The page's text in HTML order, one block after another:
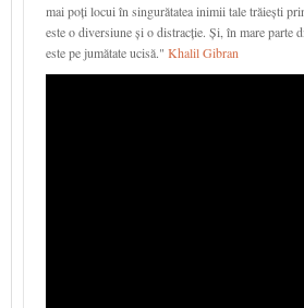
mai poți locui în singurătatea inimii tale trăiești
este o diversiune și o distracție. Și, în mare parte
este pe jumătate ucisă." Khalil Gibran